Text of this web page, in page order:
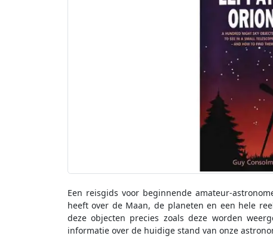
Een reisgids voor beginnende amateur-
heeft over de Maan, de planeten en een hele
deze objecten precies zoals deze worden
informatie over de huidige stand van onze